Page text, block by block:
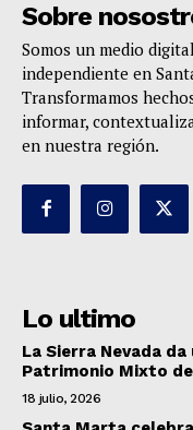
Sobre
Somos un medio
independiente en
Transformamos
informar,
en nuestra región.
Lo ultimo
La Sierra Nevada
Patrimonio Mixto
18 julio, 2026